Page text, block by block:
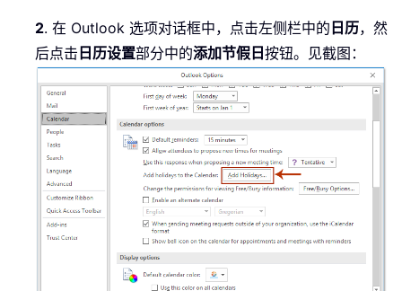
2. 在 Outlook 选项对话框中，点击左侧栏中的 日历，然
后点击 日历设置部分中的添加节假日 按钮。见截图：